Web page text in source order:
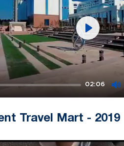
02:06
Play
Travel Mart - 2019